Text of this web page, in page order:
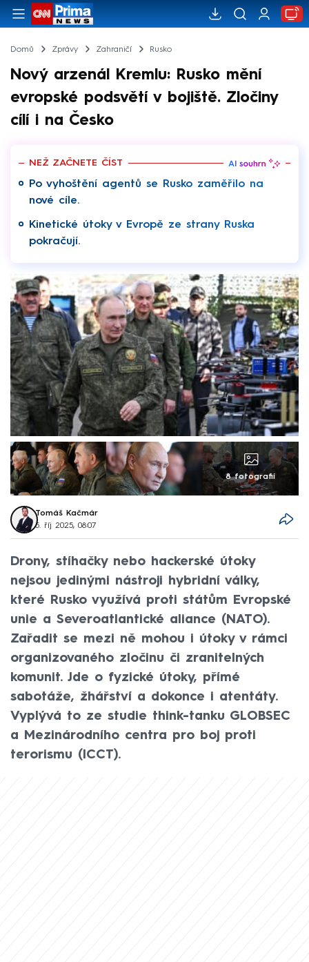
Domů Zprávy Zahraničí Rusko
Nový arzenál Kremlu: Rusko mění
evropské podsvětí v bojiště. Zločiny
cílí i na Česko
NEŽ ZAČNETE ČÍST
Po vyhoštění agentů se Rusko zaměřilo na
nové cíle.
Kinetické útoky v Evropě ze strany Ruska
pokračují.
8 fotografií
Tomáš Kačmár
5. říj 2025, 08:07
Drony, stíhačky nebo hackerské útoky
nejsou jedinými nástroji hybridní války,
které Rusko využívá proti státům Evropské
unie a Severoatlantické aliance (NATO).
Zařadit se mezi ně mohou i útoky v rámci
organizovaného zločinu či zranitelných
komunit. Jde o fyzické útoky, přímé
sabotáže, žhářství a dokonce i atentáty.
Vyplývá to ze studie think-tanku GLOBSEC
a Mezinárodního centra pro boj proti
terorismu (ICCT).